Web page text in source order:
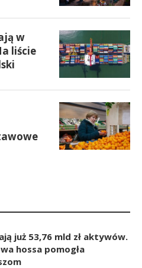
w
liście
już 53,76 mld zł aktywów.
hossa pomogła